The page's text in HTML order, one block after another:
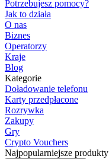
Potrzebujesz pomocy?
Jak to działa
O nas
Biznes
Operatorzy
Kraje
Blog
Kategorie
Doładowanie telefonu
Karty przedpłacone
Rozrywka
Zakupy
Gry
Crypto Vouchers
Najpopularniejsze produkty